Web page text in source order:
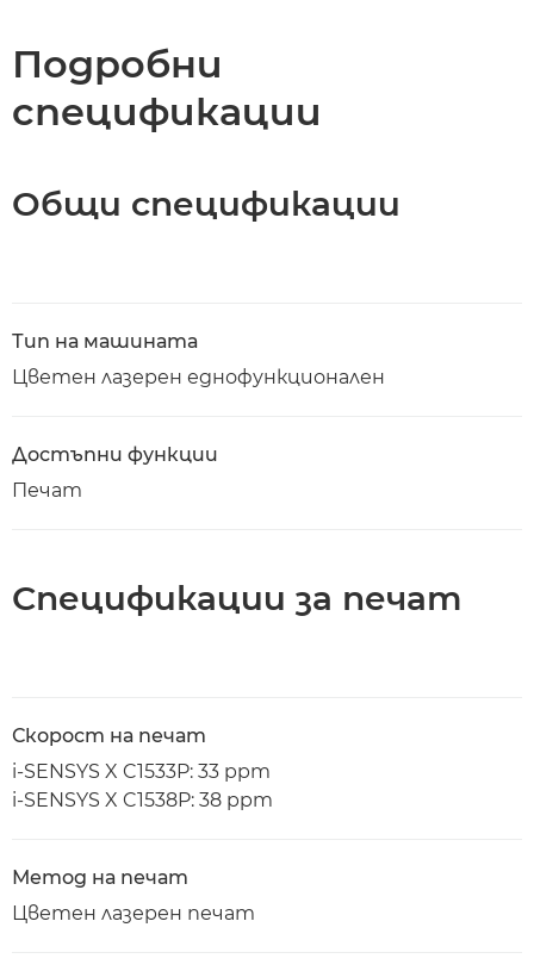
Подробни
спецификации
Общи спецификации
Тип на машината
Цветен лазерен еднофункционален
Достъпни функции
Печат
Спецификации за печат
Скорост на печат
i-SENSYS X C1533P: 33 ppm
i-SENSYS X C1538P: 38 ppm
Метод на печат
Цветен лазерен печат